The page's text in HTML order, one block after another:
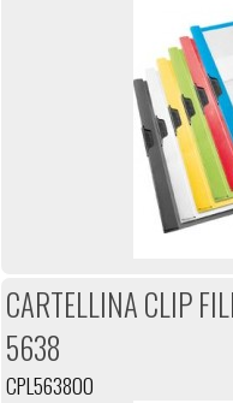
CARTELLINA CLIP
5638
CPL563800